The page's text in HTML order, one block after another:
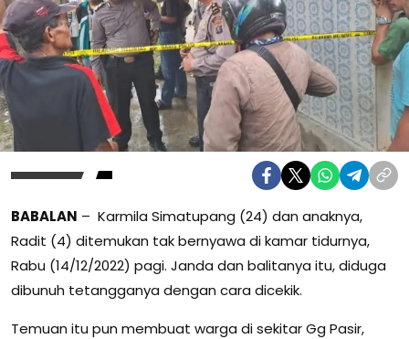
BABALAN – Karmila Simatupang (24) dan anaknya,
Radit (4) ditemukan tak bernyawa di kamar tidurnya,
Rabu (14/12/2022) pagi. Janda dan balitanya itu, diduga
dibunuh tetangganya dengan cara dicekik.
Temuan itu pun membuat warga di sekitar Gg Pasir,